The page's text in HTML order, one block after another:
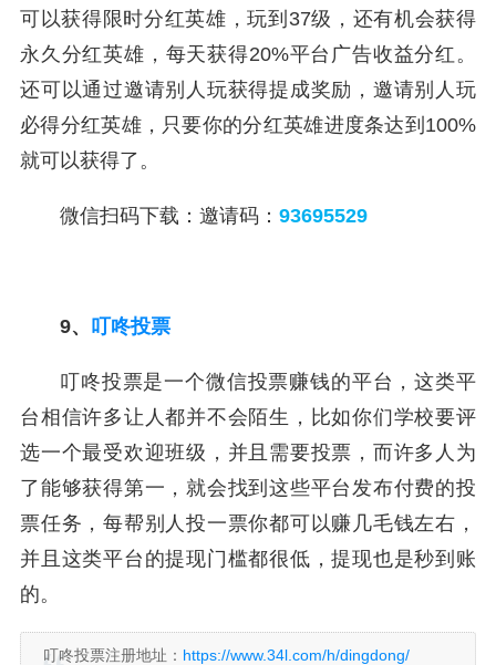
可以获得限时分红英雄，玩到37级，还有机会获得
永久分红英雄，每天获得20%平台广告收益分红。
还可以通过邀请别人玩获得提成奖励，邀请别人玩
必得分红英雄，只要你的分红英雄进度条达到100%
就可以获得了。
微信扫码下载：邀请码： 93695529
9、 叮咚投票
叮咚投票是一个微信投票赚钱的平台，这类平
台相信许多让人都并不会陌生，比如你们学校要评
选一个最受欢迎班级，并且需要投票，而许多人为
了能够获得第一，就会找到这些平台发布付费的投
票任务，每帮别人投一票你都可以赚几毛钱左右，
并且这类平台的提现门槛都很低，提现也是秒到账
的。
叮咚投票注册地址： https://www.34l.com/h/dingdong/